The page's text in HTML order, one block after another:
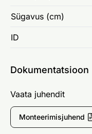
Sügavus (cm)
ID
Dokumentatsioon
Vaata juhendit
Monteerimisjuhend